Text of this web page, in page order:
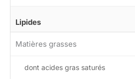
Lipides
Matières grasses
dont acides gras saturés